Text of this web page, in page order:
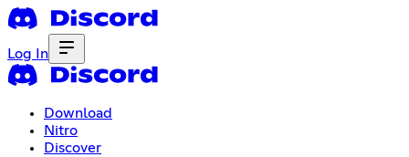
Log In
Download
Nitro
Discover